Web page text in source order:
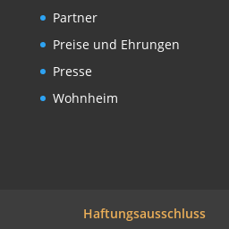
Partner
Preise und Ehrungen
Presse
Wohnheim
Haftungsausschluss